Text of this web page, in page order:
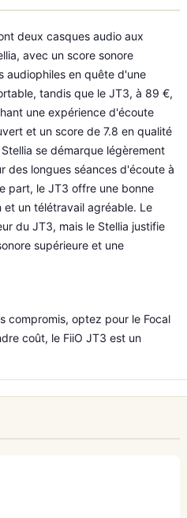
deux casques audio aux
avec un score sonore
audiophiles en quête d'une
tandis que le JT3, à 89 €,
une expérience d'écoute
et un score de 7.8 en qualité
se démarque légèrement
des longues séances d'écoute à
part, le JT3 offre une bonne
un télétravail agréable. Le
du JT3, mais le Stellia justifie
supérieure et une
compromis, optez pour le Focal
coût, le FiiO JT3 est un